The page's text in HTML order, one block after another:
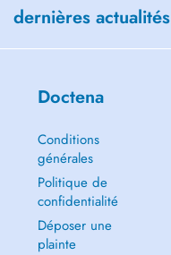
dernières actualités
Doctena
Conditions
générales
Politique de
confidentialité
Déposer une
plainte